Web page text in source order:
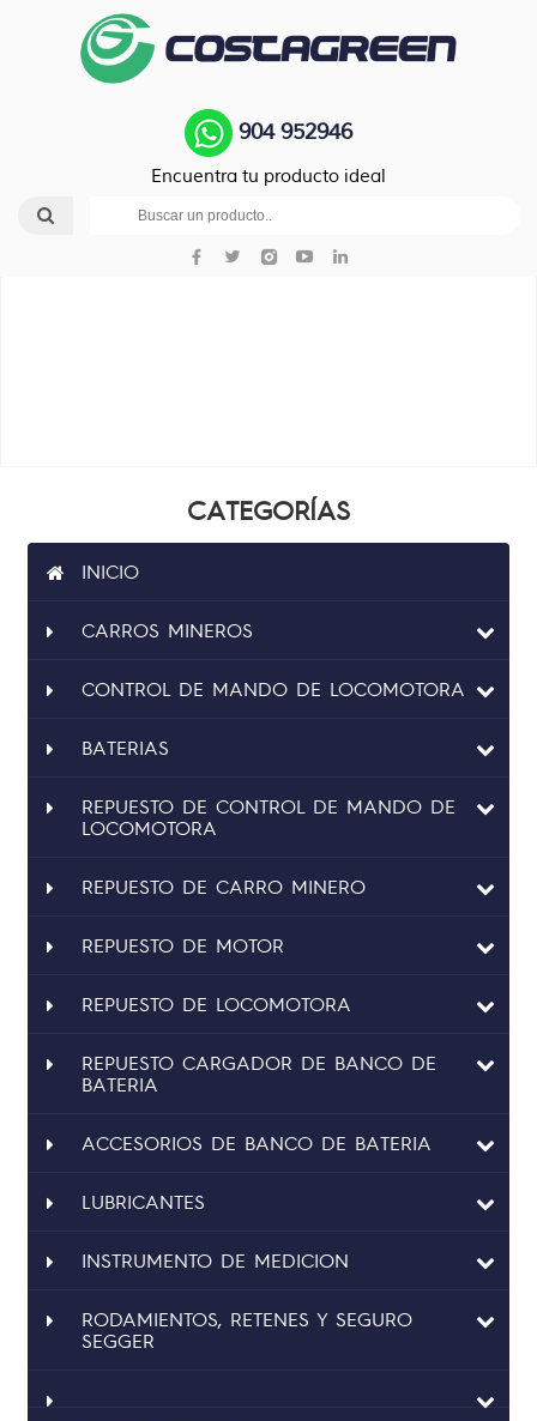
904 952946
Encuentra tu producto ideal
CATEGORÍAS
INICIO
CARROS MINEROS
CONTROL DE MANDO DE LOCOMOTORA
BATERIAS
REPUESTO DE CONTROL DE MANDO DE
LOCOMOTORA
REPUESTO DE CARRO MINERO
REPUESTO DE MOTOR
REPUESTO DE LOCOMOTORA
REPUESTO CARGADOR DE BANCO DE
BATERIA
ACCESORIOS DE BANCO DE BATERIA
LUBRICANTES
INSTRUMENTO DE MEDICION
RODAMIENTOS, RETENES Y SEGURO
SEGGER